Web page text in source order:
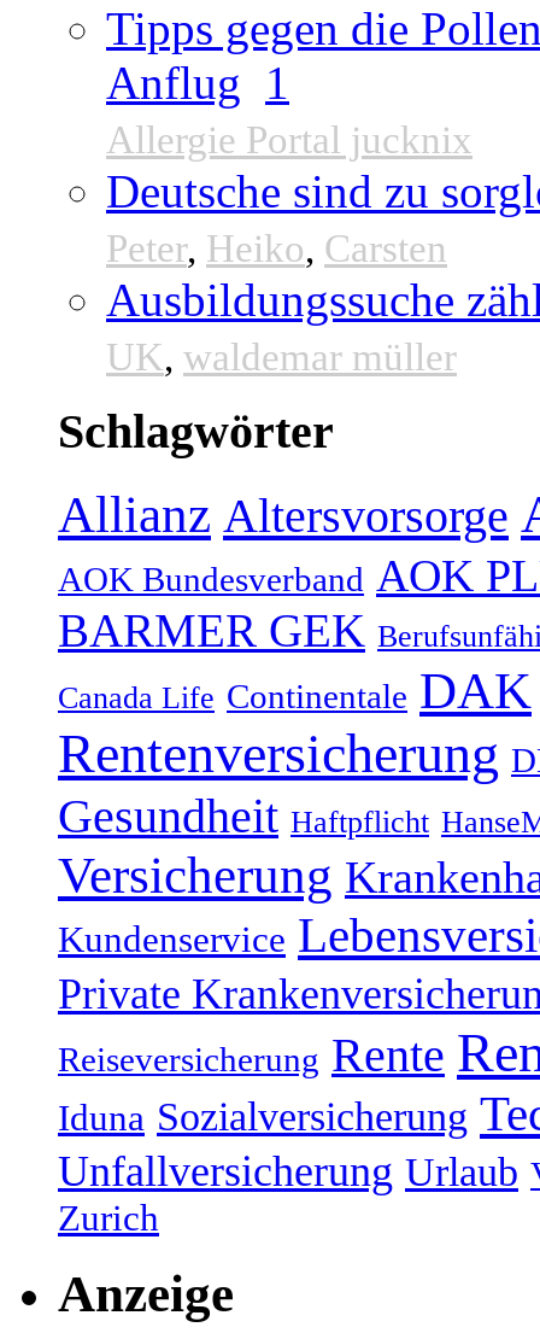
Tipps gegen die
Anflug 1
Allergie Portal jucknix
Deutsche sind zu
Peter, Heiko, Carsten
Ausbildungssuche
UK, waldemar müller
Schlagwörter
Allianz Altersvorsorge
AOK Bundesverband AOK
BARMER GEK
Canada Life Continentale DAK
Rentenversicherung
Gesundheit Haftpflicht
Versicherung
Kundenservice
Private
Reiseversicherung Rente
Iduna Sozialversicherung
Unfallversicherung Urlaub
Zurich
Anzeige